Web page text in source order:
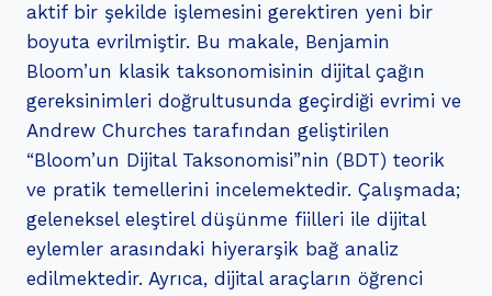
aktif bir şekilde işlemesini gerektiren yeni bir
boyuta evrilmiştir. Bu makale, Benjamin
Bloom’un klasik taksonomisinin dijital çağın
gereksinimleri doğrultusunda geçirdiği evrimi ve
Andrew Churches tarafından geliştirilen
“Bloom’un Dijital Taksonomisi”nin (BDT) teorik
ve pratik temellerini incelemektedir. Çalışmada;
geleneksel eleştirel düşünme fiilleri ile dijital
eylemler arasındaki hiyerarşik bağ analiz
edilmektedir. Ayrıca, dijital araçların öğrenci